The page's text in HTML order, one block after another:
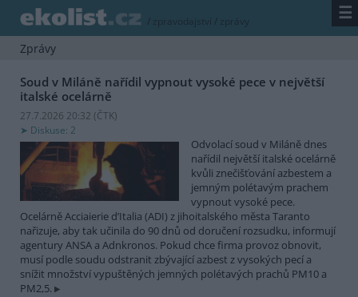
/ zpravodajství / zprávy ☰
Zprávy
Soud v Miláně nařídil vypnout vysoké pece v největší
italské ocelárně
27.7.2026 20:32 (ČTK)
Diskuse: 2
Odvolací soud v Miláně dnes
nařídil největší italské ocelárně
kvůli znečišťování azbestem a
jemným polétavým prachem
vypnout vysoké pece.
Ocelárně Acciaierie d’Italia (ADI) z jihoitalského města Taranto
nařizuje, aby tak učinila do 90 dnů od doručení rozsudku, informují
agentury ANSA a Adnkronos. Pokud chce firma provoz obnovit,
musí podle soudu odstranit zbývající azbest z vysokých pecí a
snížit množství vypuštěných jemných polétavých prachů PM10 a
PM2,5.